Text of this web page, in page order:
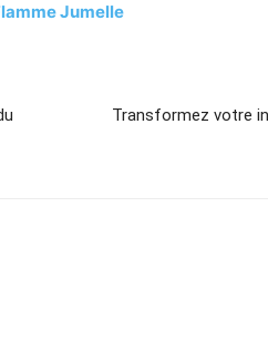
Jumelle
Transformez votre